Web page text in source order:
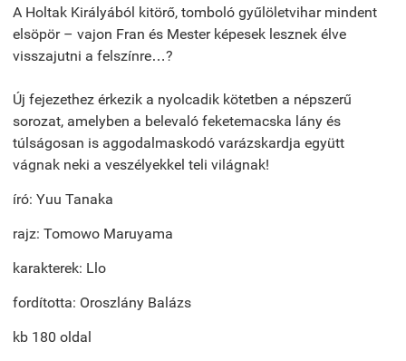
A Holtak Királyából kitörő, tomboló gyűlöletvihar mindent
elsöpör – vajon Fran és Mester képesek lesznek élve
visszajutni a felszínre…?
Új fejezethez érkezik a nyolcadik kötetben a népszerű
sorozat, amelyben a belevaló feketemacska lány és
túlságosan is aggodalmaskodó varázskardja együtt
vágnak neki a veszélyekkel teli világnak!
író: Yuu Tanaka
rajz: Tomowo Maruyama
karakterek: Llo
fordította: Oroszlány Balázs
kb 180 oldal